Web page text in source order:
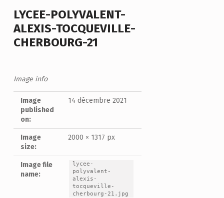
LYCEE-POLYVALENT-
ALEXIS-TOCQUEVILLE-
CHERBOURG-21
Image info
Image
published
on:
14 décembre 2021
Image
size:
2000 × 1317 px
Image file
name:
lycee-
polyvalent-
alexis-
tocqueville-
cherbourg-21.jpg